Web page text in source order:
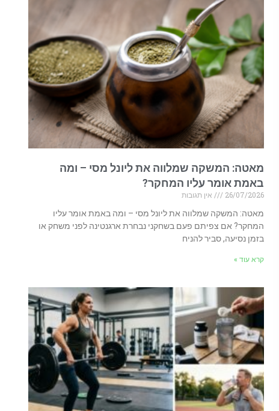
מאטה: המשקה שמלווה את ליונל מסי – ומה
באמת אומר עליו המחקר?
26/07/2026
אין תגובות
מאטה: המשקה שמלווה את ליונל מסי – ומה באמת אומר עליו
המחקר? אם צפיתם פעם בשחקני נבחרת ארגנטינה לפני משחק או
בזמן נסיעה, סביר להניח
קרא עוד »